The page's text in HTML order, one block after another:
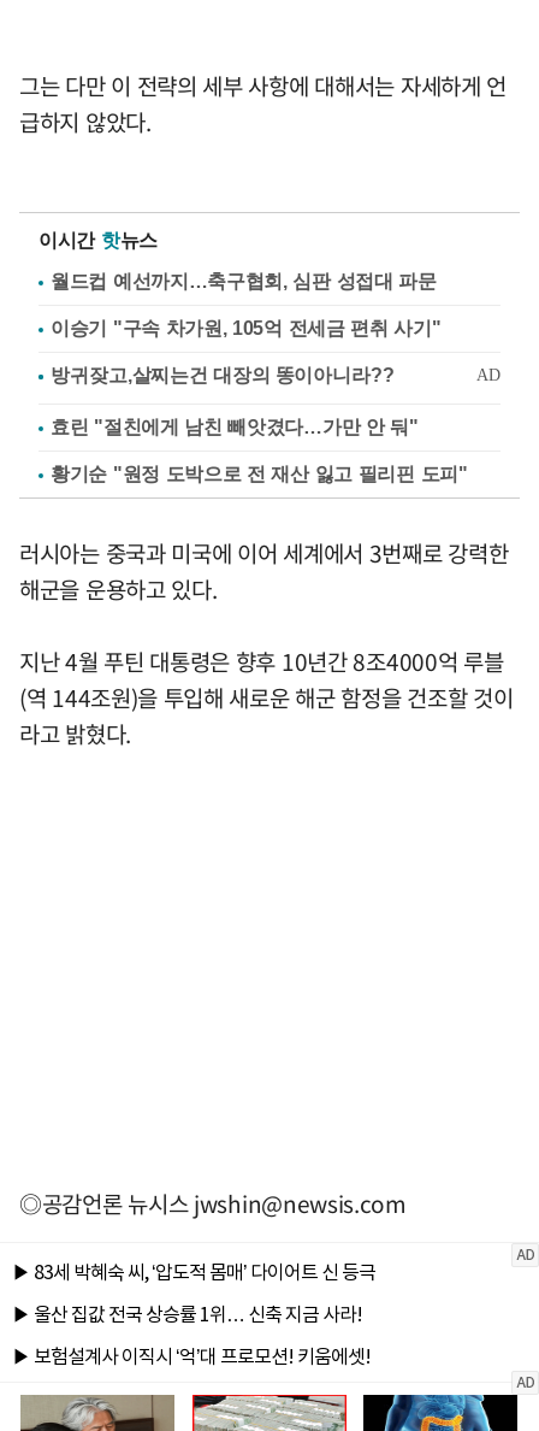
그는 다만 이 전략의 세부 사항에 대해서는 자세하게 언
급하지 않았다.
이시간 핫뉴스
월드컵 예선까지…축구협회, 심판 성접대 파문
이승기 "구속 차가원, 105억 전세금 편취 사기"
효린 "절친에게 남친 빼앗겼다…가만 안 둬"
황기순 "원정 도박으로 전 재산 잃고 필리핀 도피"
러시아는 중국과 미국에 이어 세계에서 3번째로 강력한
해군을 운용하고 있다.
지난 4월 푸틴 대통령은 향후 10년간 8조4000억 루블
(역 144조원)을 투입해 새로운 해군 함정을 건조할 것이
라고 밝혔다.
◎공감언론 뉴시스jwshin@newsis.com